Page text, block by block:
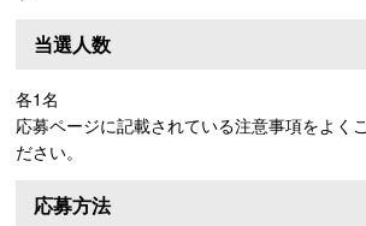
当選人数
各1名
応募ページに記載されている注意事項をよく
ださい。
応募方法